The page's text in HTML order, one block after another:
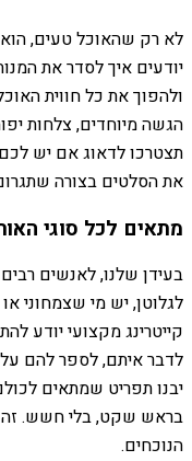
לא רק שהאוכל טעים, הוא
יודעים איך לסדר את
ולהפוך את כל חווית
הגשה מיוחדים, צלחות
תצטרכו לדאוג אם יש
את הסלטים בצורה
מתאים לכל סוגי
בעידן שלנו, לאנשים
לגלוטן, יש מי שצמחוני
קייטרינג מקצועי יודע
לדבר איתם, לספר להם
יבנו תפריט שמתאים
בראש שקט, בלי חשש. זה
הנוכחים.